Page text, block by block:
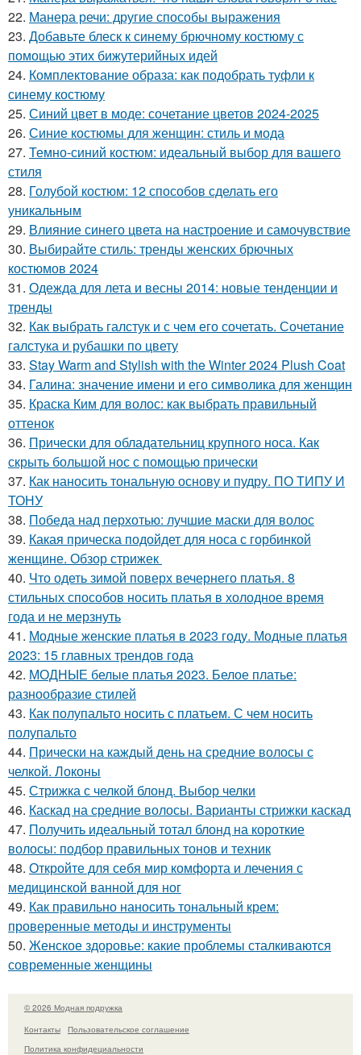
22. Манера речи: другие способы выражения
23. Добавьте блеск к синему брючному костюму с
помощью этих бижутерийных идей
24. Комплектование образа: как подобрать туфли к
синему костюму
25. Синий цвет в моде: сочетание цветов 2024-2025
26. Синие костюмы для женщин: стиль и мода
27. Темно-синий костюм: идеальный выбор для вашего
стиля
28. Голубой костюм: 12 способов сделать его
уникальным
29. Влияние синего цвета на настроение и самочувствие
30. Выбирайте стиль: тренды женских брючных
костюмов 2024
31. Одежда для лета и весны 2014: новые тенденции и
тренды
32. Как выбрать галстук и с чем его сочетать. Сочетание
галстука и рубашки по цвету
33. Stay Warm and Stylish with the Winter 2024 Plush Coat
34. Галина: значение имени и его символика для женщин
35. Краска Ким для волос: как выбрать правильный
оттенок
36. Прически для обладательниц крупного носа. Как
скрыть большой нос с помощью прически
37. Как наносить тональную основу и пудру. ПО ТИПУ И
ТОНУ
38. Победа над перхотью: лучшие маски для волос
39. Какая прическа подойдет для носа с горбинкой
женщине. Обзор стрижек
40. Что одеть зимой поверх вечернего платья. 8
стильных способов носить платья в холодное время
года и не мерзнуть
41. Модные женские платья в 2023 году. Модные платья
2023: 15 главных трендов года
42. МОДНЫЕ белые платья 2023. Белое платье:
разнообразие стилей
43. Как полупальто носить с платьем. С чем носить
полупальто
44. Прически на каждый день на средние волосы с
челкой. Локоны
45. Стрижка с челкой блонд. Выбор челки
46. Каскад на средние волосы. Варианты стрижки каскад
47. Получить идеальный тотал блонд на короткие
волосы: подбор правильных тонов и техник
48. Откройте для себя мир комфорта и лечения с
медицинской ванной для ног
49. Как правильно наносить тональный крем:
проверенные методы и инструменты
50. Женское здоровье: какие проблемы сталкиваются
современные женщины
© 2026 Модная подружка
Контакты
Пользовательское соглашение
Политика конфидециальности